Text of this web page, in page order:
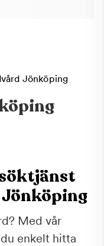
Jönköping
söktjänst
Med vår
enkelt hitta